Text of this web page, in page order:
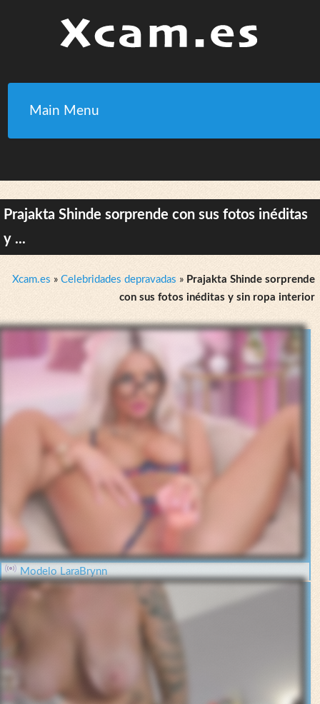
Main Menu
Prajakta Shinde sorprende con sus fotos inéditas
y ...
Xcam.es » Celebridades depravadas » Prajakta Shinde sorprende
con sus fotos inéditas y sin ropa interior
Modelo LaraBrynn